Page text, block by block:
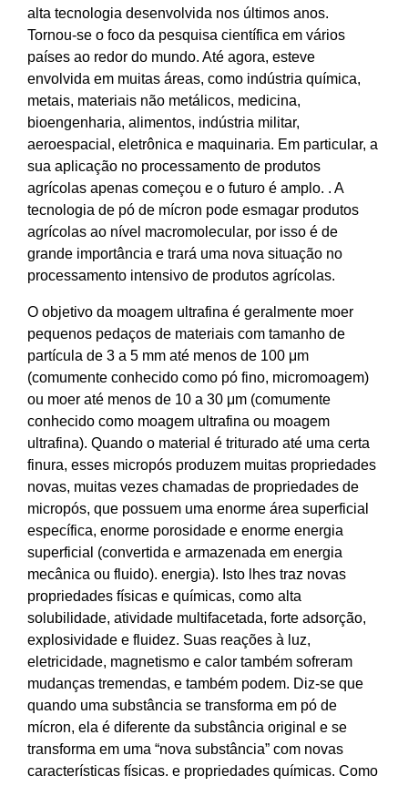
alta tecnologia desenvolvida nos últimos anos.
Tornou-se o foco da pesquisa científica em vários
países ao redor do mundo. Até agora, esteve
envolvida em muitas áreas, como indústria química,
metais, materiais não metálicos, medicina,
bioengenharia, alimentos, indústria militar,
aeroespacial, eletrônica e maquinaria. Em particular, a
sua aplicação no processamento de produtos
agrícolas apenas começou e o futuro é amplo. . A
tecnologia de pó de mícron pode esmagar produtos
agrícolas ao nível macromolecular, por isso é de
grande importância e trará uma nova situação no
processamento intensivo de produtos agrícolas.
O objetivo da moagem ultrafina é geralmente moer
pequenos pedaços de materiais com tamanho de
partícula de 3 a 5 mm até menos de 100 μm
(comumente conhecido como pó fino, micromoagem)
ou moer até menos de 10 a 30 μm (comumente
conhecido como moagem ultrafina ou moagem
ultrafina). Quando o material é triturado até uma certa
finura, esses micropós produzem muitas propriedades
novas, muitas vezes chamadas de propriedades de
micropós, que possuem uma enorme área superficial
específica, enorme porosidade e enorme energia
superficial (convertida e armazenada em energia
mecânica ou fluido). energia). Isto lhes traz novas
propriedades físicas e químicas, como alta
solubilidade, atividade multifacetada, forte adsorção,
explosividade e fluidez. Suas reações à luz,
eletricidade, magnetismo e calor também sofreram
mudanças tremendas, e também podem. Diz-se que
quando uma substância se transforma em pó de
mícron, ela é diferente da substância original e se
transforma em uma “nova substância” com novas
características físicas. e propriedades químicas. Como